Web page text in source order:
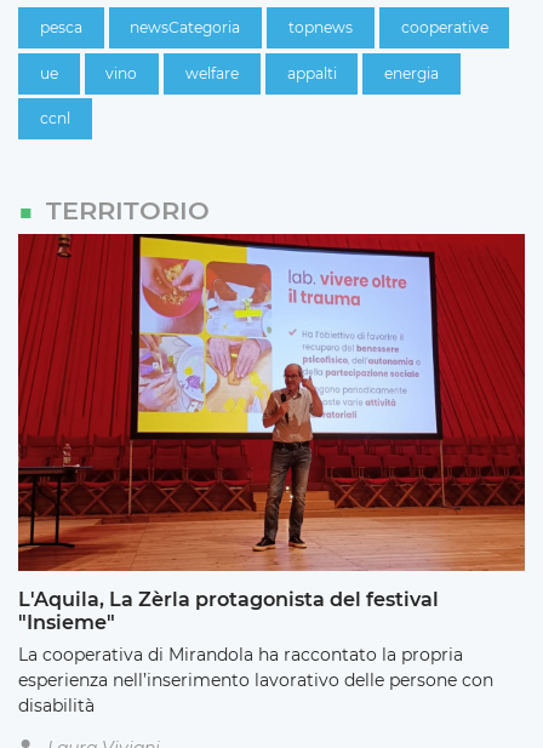
pesca newsCategoria topnews cooperative
ue vino welfare appalti energia
ccnl
TERRITORIO
L'Aquila, La Zèrla protagonista del festival
"Insieme"
La cooperativa di Mirandola ha raccontato la propria
esperienza nell’inserimento lavorativo delle persone con
disabilità